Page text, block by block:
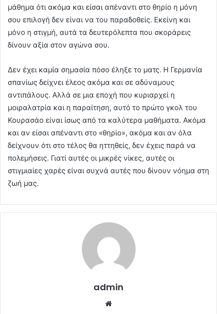
μάθημα ότι ακόμα και είσαι απέναντι στο θηρίο η μόνη
σου επιλογή δεν είναι να του παραδοθείς. Εκείνη και
μόνο η στιγμή, αυτά τα δευτερόλεπτα που σκοράρεις
δίνουν αξία στον αγώνα σου.
Δεν έχει καμία σημασία πόσο έληξε το ματς. Η Γερμανία
σπανίως δείχνει έλεος ακόμα και σε αδύναμους
αντιπάλους. Αλλά σε μια εποχή που κυριαρχεί η
μοιραλατρία και η παραίτηση, αυτό το πρώτο γκολ του
Κουρασάο είναι ίσως από τα καλύτερα μαθήματα. Ακόμα
και αν είσαι απέναντι στο «θηρίο», ακόμα και αν όλα
δείχνουν ότι στο τέλος θα ηττηθείς, δεν έχεις παρά να
πολεμήσεις. Γιατί αυτές οι μικρές νίκες, αυτές οι
στιγμιαίες χαρές είναι συχνά αυτές που δίνουν νόημα στη
ζωή μας.
admin